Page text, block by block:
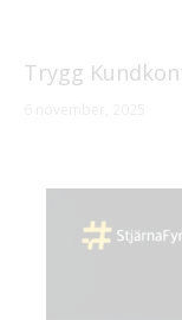
Trygg